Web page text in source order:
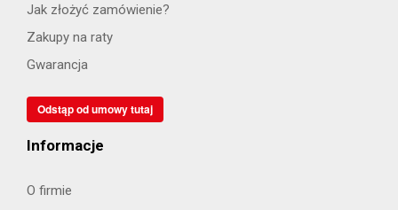
Jak złożyć zamówienie?
Zakupy na raty
Gwarancja
Odstąp od umowy tutaj
Informacje
O firmie